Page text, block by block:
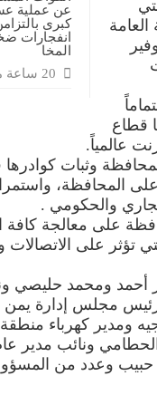
عن عملية
كبرى
انفجارات
المخا
قطاع
عالمياً.
وثبات كوادرها
المحافظة،
والحكومي .
على معالجة كافة
تؤثر على
أحمد ومحمد حليصي
مجلس إدارة يمن
ومدير كهرباء منطقة
ونائب مدير
حبيب وعدد من